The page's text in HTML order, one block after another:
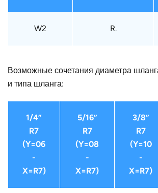
W2 R.
Возможные сочетания диаметра
и типа шланга:
1/4”
R7
(Y=06
-
X=R7)
5/16”
R7
(Y=08
-
X=R7)
3/8”
R7
(Y=10
-
X=R7)